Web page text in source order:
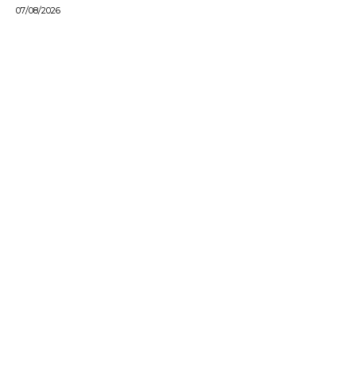
07/08/2026